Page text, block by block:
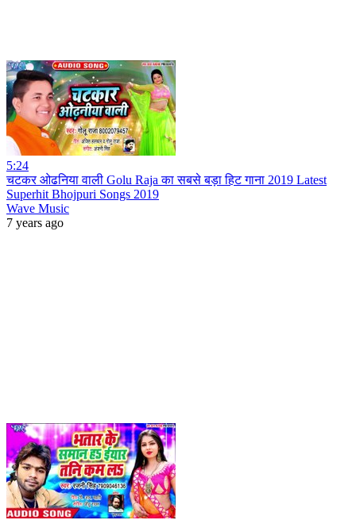
5:24
चटकर ओढनिया वाली Golu Raja का सबसे बड़ा हिट गाना 2019 Latest
Superhit Bhojpuri Songs 2019
Wave Music
7 years ago